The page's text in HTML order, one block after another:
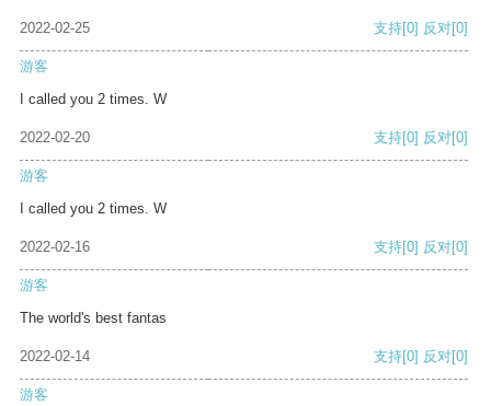
2022-02-25 支持[0] 反对[0]
游客
I called you 2 times. W
2022-02-20 支持[0] 反对[0]
游客
I called you 2 times. W
2022-02-16 支持[0] 反对[0]
游客
The world's best fantas
2022-02-14 支持[0] 反对[0]
游客